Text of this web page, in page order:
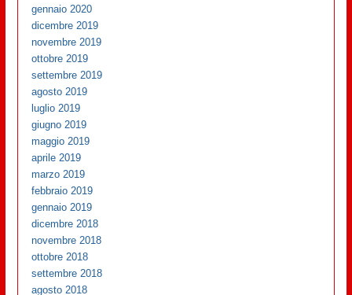
gennaio 2020
dicembre 2019
novembre 2019
ottobre 2019
settembre 2019
agosto 2019
luglio 2019
giugno 2019
maggio 2019
aprile 2019
marzo 2019
febbraio 2019
gennaio 2019
dicembre 2018
novembre 2018
ottobre 2018
settembre 2018
agosto 2018